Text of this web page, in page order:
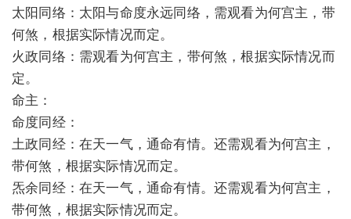
太阳同络：太阳与命度永远同络，需观看为何宫主，带
何煞，根据实际情况而定。
火政同络：需观看为何宫主，带何煞，根据实际情况而
定。
命主：
命度同经：
土政同经：在天一气，通命有情。还需观看为何宫主，
带何煞，根据实际情况而定。
炁余同经：在天一气，通命有情。还需观看为何宫主，
带何煞，根据实际情况而定。